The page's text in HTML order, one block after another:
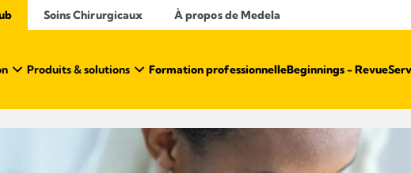
Soins Chirurgicaux À propos de Medela
Produits & solutions Formation professionnelleBeginnings - Revue